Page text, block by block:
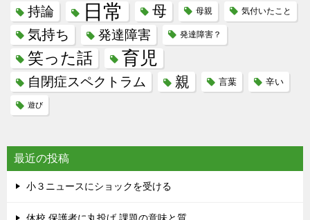
持論 日常 母 母親 気付いたこと
気持ち 発達障害 発達障害？
笑った話 育児
自閉症スペクトラム 親 言葉 辛い
遊び
最近の投稿
小３ニュースにショックを受ける
休校 保護者に丸投げ 課題の意味と質